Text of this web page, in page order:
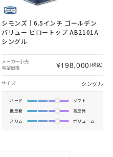
シモンズ｜6.5インチ ゴールデン
バリュー ピロートップ AB2101A
シングル
メーカー小売
希望価格
¥198,000 (税込)
サイズ シングル
ハード
ソフト
低反発
高反発
スリム
ボリューム